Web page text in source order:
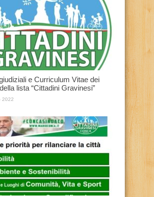
e Curriculum Vitae dei
lista “Cittadini Gravinesi”
2022